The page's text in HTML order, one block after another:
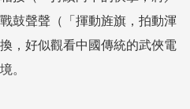
鼓聲聲（「揮動旌旗，拍動渾
，好似觀看中國傳統的武俠電
。